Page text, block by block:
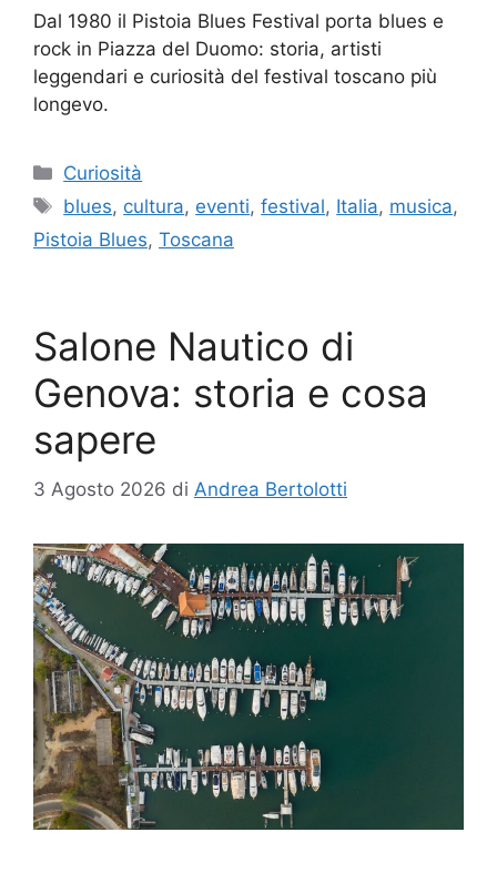
Dal 1980 il Pistoia Blues Festival porta blues e
rock in Piazza del Duomo: storia, artisti
leggendari e curiosità del festival toscano più
longevo.
Categorie
Curiosità
Tag
blues, cultura, eventi,festival, Italia, musica,
Pistoia Blues, Toscana
Salone Nautico di
Genova: storia e cosa
sapere
3 Agosto 2026 di Andrea Bertolotti